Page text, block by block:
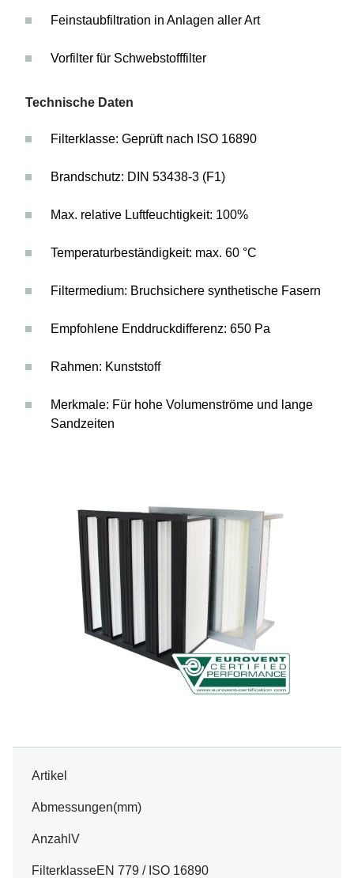
Feinstaubfiltration in Anlagen aller Art
Vorfilter für Schwebstofffilter
Technische Daten
Filterklasse: Geprüft nach ISO 16890
Brandschutz: DIN 53438-3 (F1)
Max. relative Luftfeuchtigkeit: 100%
Temperaturbeständigkeit: max. 60 °C
Filtermedium: Bruchsichere synthetische Fasern
Empfohlene Enddruckdifferenz: 650 Pa
Rahmen: Kunststoff
Merkmale: Für hohe Volumenströme und lange
Sandzeiten
Artikel
Abmessungen(mm)
AnzahlV
FilterklasseEN 779 / ISO 16890